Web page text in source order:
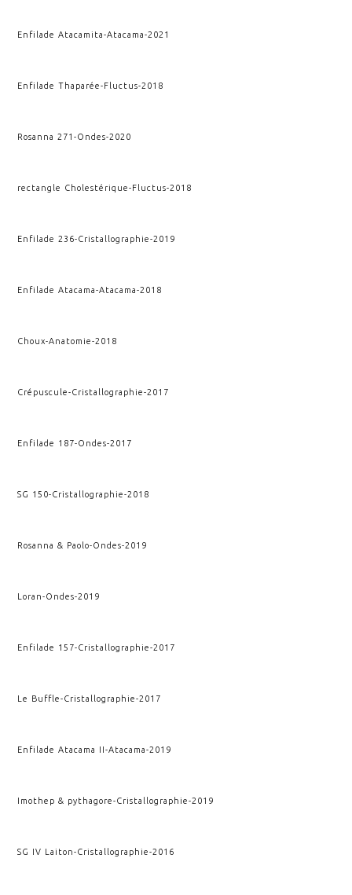
Enfilade Atacamita-Atacama-2021
Enfilade Thaparée- Fluctus-2018
Rosanna 271-Ondes-2020
rectangle Cholestérique- Fluctus-2018
Enfilade 236-Cristallographie-2019
Enfilade Atacama-Atacama-2018
Choux-Anatomie-2018
Crépuscule-Cristallographie-2017
Enfilade 187-Ondes-2017
SG 150-Cristallographie-2018
Rosanna & Paolo-Ondes-2019
Loran-Ondes-2019
Enfilade 157-Cristallographie-2017
Le Buffle-Cristallographie-2017
Enfilade Atacama II-Atacama-2019
Imothep & pythagore-Cristallographie-2019
SG IV Laiton-Cristallographie-2016